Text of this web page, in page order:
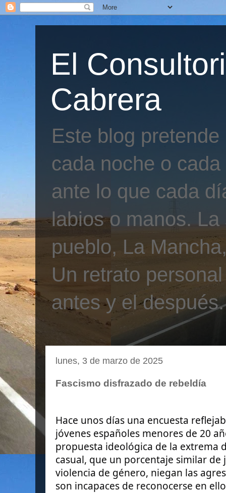
El
Cabrera
Este blog
cada noche o
ante lo que cada
labios o manos.
pueblo, La
Un retrato
antes y el después.
lunes, 3 de marzo de 2025
Fascismo disfrazado de rebeldía
Hace unos días una encuesta
jóvenes españoles menores de 20
propuesta ideológica de la extrema
casual, que un porcentaje similar de
violencia de género, niegan las
son incapaces de reconocerse en